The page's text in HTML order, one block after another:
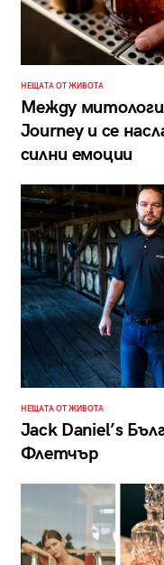
НЕЩАТА ОТ ЖИВОТА
Между
Journey и се
силни емоции
НЕЩАТА ОТ ЖИВОТА
Jack Daniel’s
Флетчър